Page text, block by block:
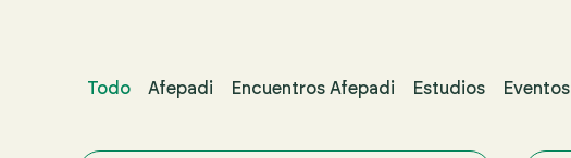
Afepadi Encuentros Afepadi Estudios Eventos
Todo